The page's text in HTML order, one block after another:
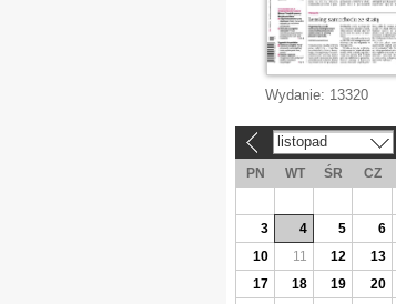
Wydanie: 13320
listopad
PN WT ŚR CZ
3
4 5 6
10
11 12 13
17
18 19 20